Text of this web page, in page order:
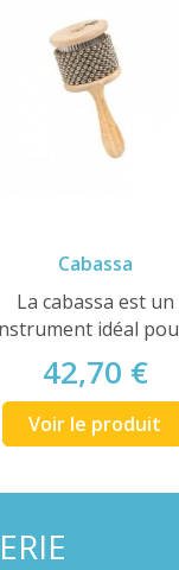
Cabassa
La cabassa est un
idéal
42,70 €
Voir le produit